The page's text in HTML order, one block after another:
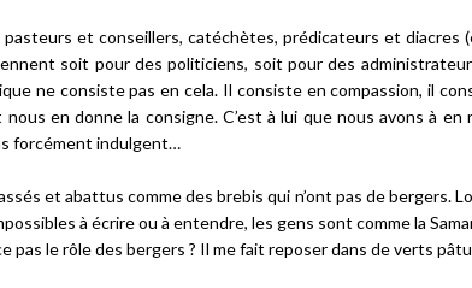
et conseillers, catéchètes, prédicateurs et diacres
soit pour des politiciens, soit pour des
ne consiste pas en cela. Il consiste en compassion, il
en donne la consigne. C’est à lui que nous avons à en
forcément indulgent…
et abattus comme des brebis qui n’ont pas de bergers.
à écrire ou à entendre, les gens sont comme la
pas le rôle des bergers ? Il me fait reposer dans de verts